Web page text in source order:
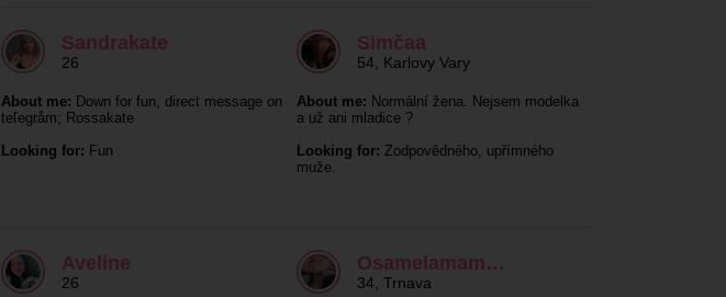
Sandrakate
26
About me: Down for fun, direct message on
teľegråm; Rossakate
Looking for: Fun
Simčaa
54 Karlovy Vary
About me: Normální žena. Nejsem modelka
a už ani mladice ?
Looking for: Zodpovědného, upřímného
muže.
Aveline
26
Osamelamam…
34 Trnava